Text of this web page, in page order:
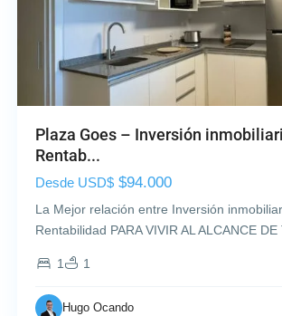
Plaza Goes – Inversión
Rentab...
Desde USD$ $94.000
La Mejor relación entre Inversión
Rentabilidad PARA VIVIR AL ALCANCE DE
1 1
Hugo Ocando